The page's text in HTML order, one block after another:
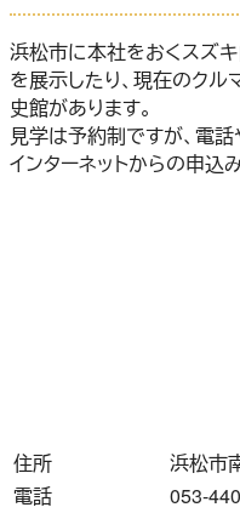
浜松市に本社をおくスズ
を展示したり、現在のク
史館があります。
見学は予約制ですが、電話
インターネットからの申込
住所
浜松市
電話
053-